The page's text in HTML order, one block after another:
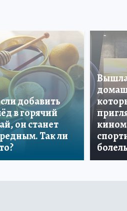
добавить
в горячий
он станет
Так ли